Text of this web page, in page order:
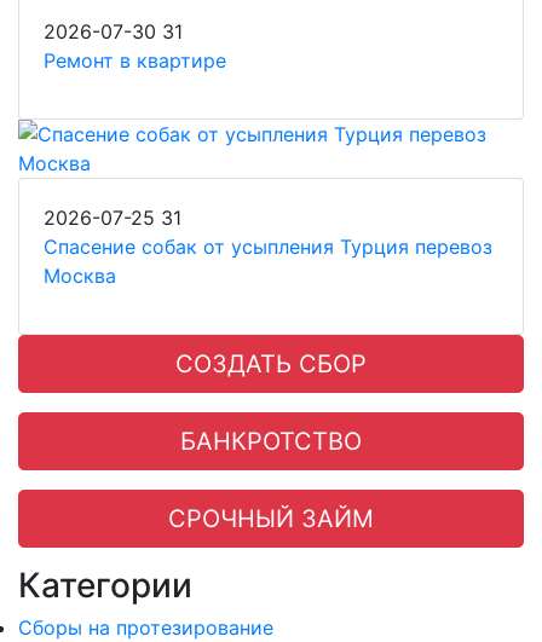
2026-07-30 31
Ремонт в квартире
2026-07-25 31
Спасение собак от усыпления Турция перевоз
Москва
СОЗДАТЬ СБОР
БАНКРОТСТВО
СРОЧНЫЙ ЗАЙМ
Категории
Сборы на протезирование